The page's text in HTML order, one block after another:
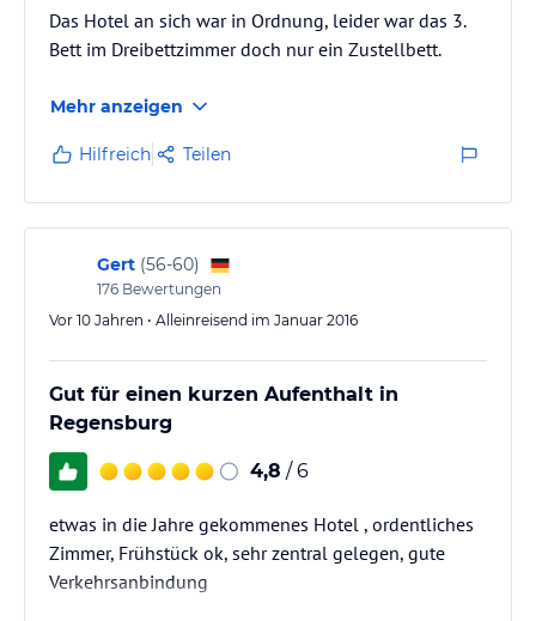
Das Hotel an sich war in Ordnung, leider war das 3.
Bett im Dreibettzimmer doch nur ein Zustellbett.
Mehr anzeigen
Hilfreich Teilen
Gert (56-60)
176 Bewertungen
Vor 10 Jahren • Alleinreisend im Januar 2016
Gut für einen kurzen Aufenthalt in
Regensburg
4,8 / 6
etwas in die Jahre gekommenes Hotel , ordentliches
Zimmer, Frühstück ok, sehr zentral gelegen, gute
Verkehrsanbindung